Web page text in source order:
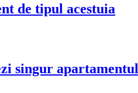
de tipul acestuia
singur apartamentul